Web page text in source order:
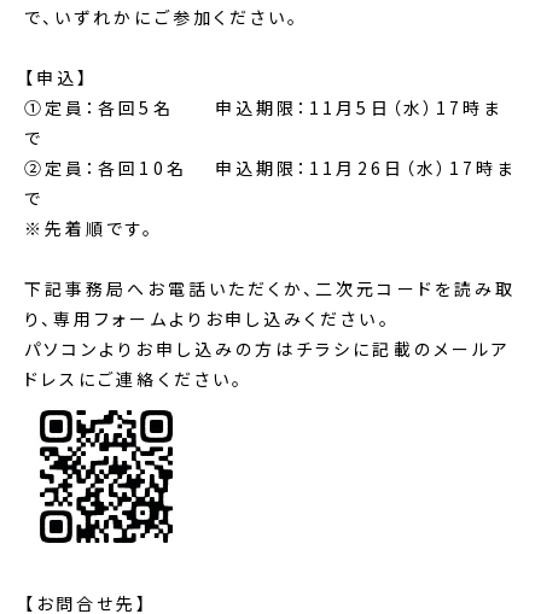
で、いずれかにご参加ください。
【申込】
①定員：各回5名 申込期限：11月5日（水）17時ま
で
②定員：各回10名 申込期限：11月26日（水）17時ま
で
※先着順です。
下記事務局へお電話いただくか、二次元コードを読み取
り、専用フォームよりお申し込みください。
パソコンよりお申し込みの方はチラシに記載のメールア
ドレスにご連絡ください。
【お問合せ先】